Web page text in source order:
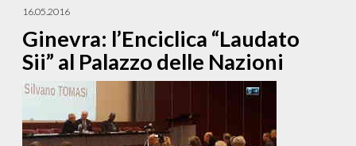
16.05.2016
Ginevra: l’Enciclica “Laudato
Sii” al Palazzo delle Nazioni